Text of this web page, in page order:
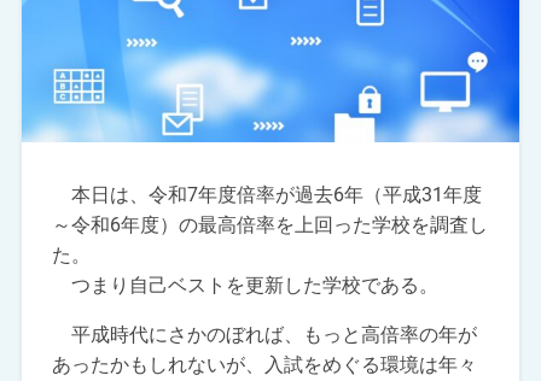
本日は、令和7年度倍率が過去6年（平成31年度
～令和6年度）の最高倍率を上回った学校を調査し
た。
つまり自己ベストを更新した学校である。
平成時代にさかのぼれば、もっと高倍率の年が
あったかもしれないが、入試をめぐる環境は年々